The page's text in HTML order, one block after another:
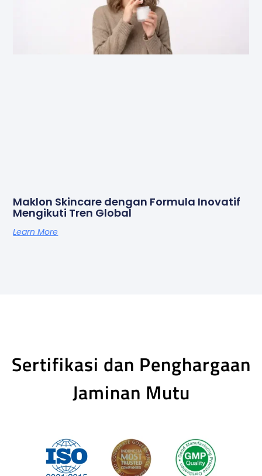
Maklon Skincare dengan Formula Inovatif
Mengikuti Tren Global
Learn More
Sertifikasi dan Penghargaan
Jaminan Mutu